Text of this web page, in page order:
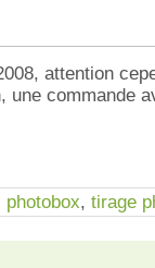
attention
une commande
photobox, tirage